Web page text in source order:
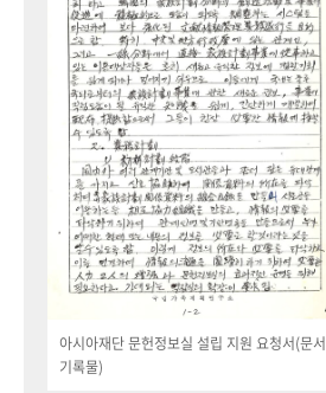
아시아재단 문헌정보실 설립 지원 요청서(문서
기록물)